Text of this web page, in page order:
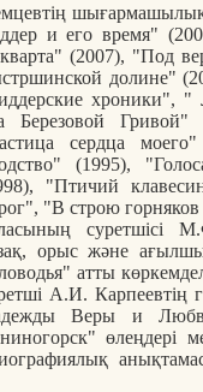
и его время"
(2007), "Под
долине"
хроники", "
Березовой Гривой"
сердца
(1995),
"Птичий
"В строю
суретшісі
орыс және
атты
А.И. Карпеевтің
Веры и
өлеңдері